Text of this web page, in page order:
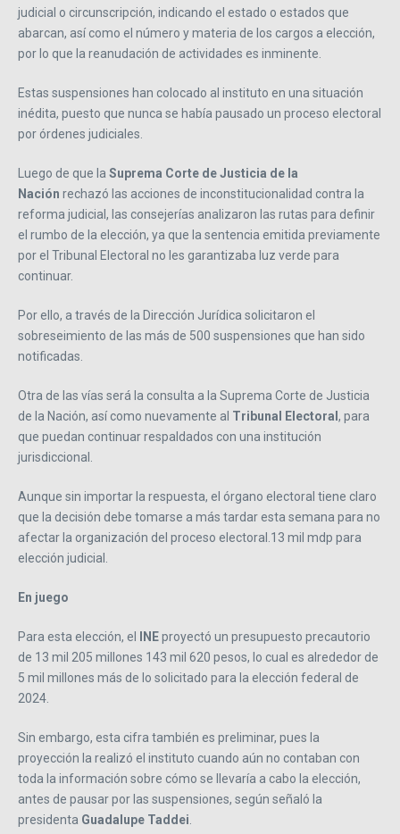
judicial o circunscripción, indicando el estado o estados que
abarcan, así como el número y materia de los cargos a elección,
por lo que la reanudación de actividades es inminente.
Estas suspensiones han colocado al instituto en una situación
inédita, puesto que nunca se había pausado un proceso electoral
por órdenes judiciales.
Luego de que la Suprema Corte de Justicia de la
Nación rechazó las acciones de inconstitucionalidad contra la
reforma judicial, las consejerías analizaron las rutas para definir
el rumbo de la elección, ya que la sentencia emitida previamente
por el Tribunal Electoral no les garantizaba luz verde para
continuar.
Por ello, a través de la Dirección Jurídica solicitaron el
sobreseimiento de las más de 500 suspensiones que han sido
notificadas.
Otra de las vías será la consulta a la Suprema Corte de Justicia
de la Nación, así como nuevamente al Tribunal Electoral , para
que puedan continuar respaldados con una institución
jurisdiccional.
Aunque sin importar la respuesta, el órgano electoral tiene claro
que la decisión debe tomarse a más tardar esta semana para no
afectar la organización del proceso electoral.13 mil mdp para
elección judicial.
En juego
Para esta elección, el INEproyectó un presupuesto precautorio
de 13 mil 205 millones 143 mil 620 pesos, lo cual es alrededor de
5 mil millones más de lo solicitado para la elección federal de
2024.
Sin embargo, esta cifra también es preliminar, pues la
proyección la realizó el instituto cuando aún no contaban con
toda la información sobre cómo se llevaría a cabo la elección,
antes de pausar por las suspensiones, según señaló la
presidenta Guadalupe Taddei